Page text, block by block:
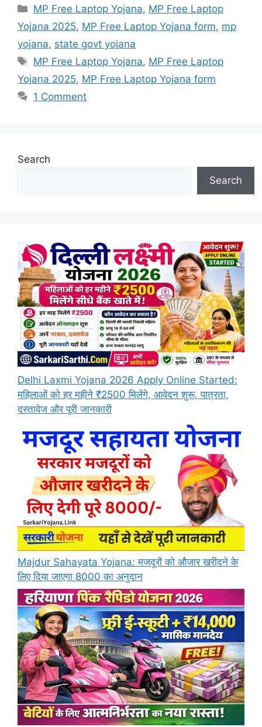
Categories
MP Free Laptop Yojana, MP Free Laptop
Yojana 2025, MP Free Laptop Yojana form, mp
yojana, state govt yojana
Tags
MP Free Laptop Yojana, MP Free Laptop
Yojana 2025, MP Free Laptop Yojana form
1 Comment
Search
Search
Delhi Laxmi Yojana 2026 Apply Online Started:
महिलाओं को हर महीने ₹2500 मिलेंगे, आवेदन शुरू, पात्रता,
दस्तावेज और पूरी जानकारी
Majdur Sahayata Yojana: मजदूरों को औजार खरीदने के
लिए दिया जाएगा 8000 का अनुदान